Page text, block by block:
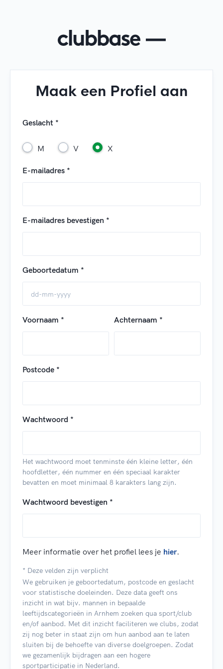
Maak een Profiel aan
Geslacht *
M V X
E-mailadres *
E-mailadres bevestigen *
Geboortedatum *
Voornaam * Achternaam *
Postcode *
Wachtwoord *
Het wachtwoord moet tenminste één kleine letter, één
hoofdletter, één nummer en één speciaal karakter
bevatten en moet minimaal 8 karakters lang zijn.
Wachtwoord bevestigen *
Meer informatie over het profiel lees je hier.
* Deze velden zijn verplicht
We gebruiken je geboortedatum, postcode en geslacht
voor statistische doeleinden. Deze data geeft ons
inzicht in wat bijv. mannen in bepaalde
leeftijdscategorieën in Arnhem zoeken qua sport/club
en/of aanbod. Met dit inzicht faciliteren we clubs, zodat
zij nog beter in staat zijn om hun aanbod aan te laten
sluiten bij de behoefte van diverse doelgroepen. Zodat
we gezamenlijk bijdragen aan een hogere
sportparticipatie in Nederland.